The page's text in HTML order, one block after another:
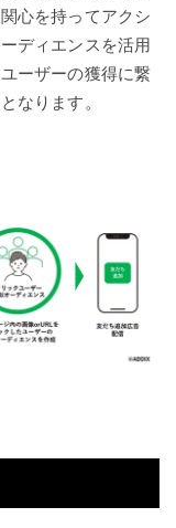
心を持ってアクシ
ディエンスを活用
ーザーの獲得に繋
なります。